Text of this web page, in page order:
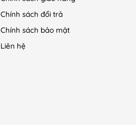
Chính sách đổi trả
Chính sách bảo mật
Liên hệ